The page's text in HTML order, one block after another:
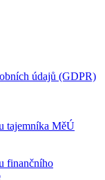
údajů (GDPR)
tajemníka MěÚ
finančního